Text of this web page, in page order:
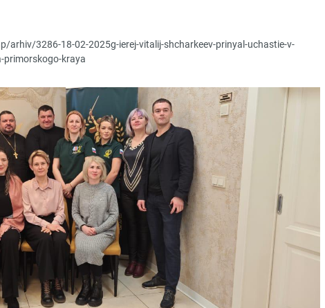
arhiv/3286-18-02-2025g-ierej-vitalij-shcharkeev-prinyal-uchastie-v-
primorskogo-kraya